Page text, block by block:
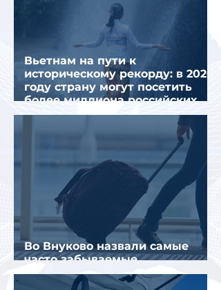
Вьетнам на пути к
историческому рекорду: в 2026
году страну могут посетить
более миллиона российских
туристов
Во Внуково назвали самые
часто забываемые
пассажирами вещи